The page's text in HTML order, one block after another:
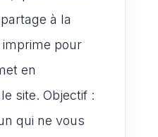
à la
imprime pour
en
site. Objectif :
qui ne vous